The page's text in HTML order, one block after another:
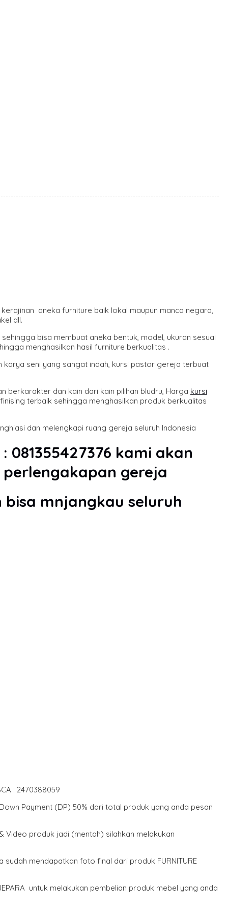
aneka furniture baik lokal maupun manca negara,
dll.
bisa membuat aneka bentuk, model, ukuran sesuai
menghasilkan hasil furniture berkualitas .
seni yang sangat indah, kursi pastor gereja terbuat
berkarakter dan kain dari kain pilihan bludru, Harga kursi
terbaik sehingga menghasilkan produk berkualitas
dan melengkapi ruang gereja seluruh Indonesia
081355427376 kami akan
gereja
mnjangkau seluruh
: 2470388059
Payment (DP) 50% dari total produk yang anda pesan
Video produk jadi (mentah) silahkan melakukan
mendapatkan foto final dari produk FURNITURE
untuk melakukan pembelian produk mebel yang anda